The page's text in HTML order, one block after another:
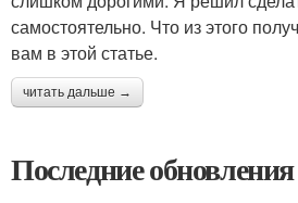
самостоятельно. Что из этого
вам в этой статье.
читать дальше →
Последние